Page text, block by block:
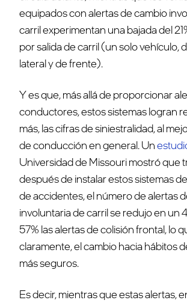
equipados con alertas de cambio
carril experimentan una bajada del
por salida de carril (un solo vehículo,
lateral y de frente).
Y es que, más allá de proporcionar
conductores, estos sistemas logran
más, las cifras de siniestralidad, al
de conducción en general. Un
Universidad de Missouri mostró que
después de instalar estos sistemas
de accidentes, el número de alertas
involuntaria de carril se redujo en un
57% las alertas de colisión frontal, lo
claramente, el cambio hacia hábitos
más seguros.
Es decir, mientras que estas alertas,